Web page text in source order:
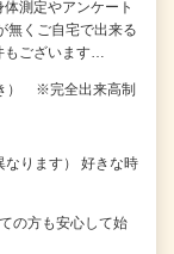
測定やアンケート
無くご自宅で出来る
もございます…
） ※完全出来高制
ります） 好きな時
の方も安心して始